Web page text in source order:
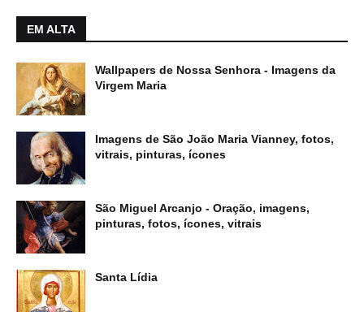
EM ALTA
Wallpapers de Nossa Senhora - Imagens da
Virgem Maria
Imagens de São João Maria Vianney, fotos,
vitrais, pinturas, ícones
São Miguel Arcanjo - Oração, imagens,
pinturas, fotos, ícones, vitrais
Santa Lídia